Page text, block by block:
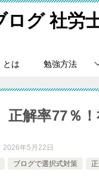
ログ 社労
とは 勉強方法
正解率77％
2026年5月22日
ブログで選択式対策